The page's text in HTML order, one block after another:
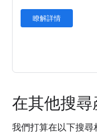
瞭解詳情
在其他搜
我們打算在以下搜尋